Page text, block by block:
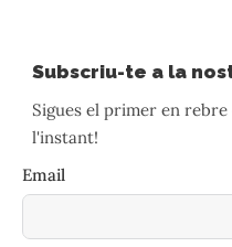
Subscriu-te a la
Sigues el primer en
l'instant!
Email